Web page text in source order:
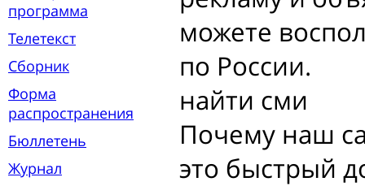
программа
Телетекст
Сборник
Форма
распространения
Бюллетень
Журнал
можете
по России.
найти сми
Почему наш
это быстрый